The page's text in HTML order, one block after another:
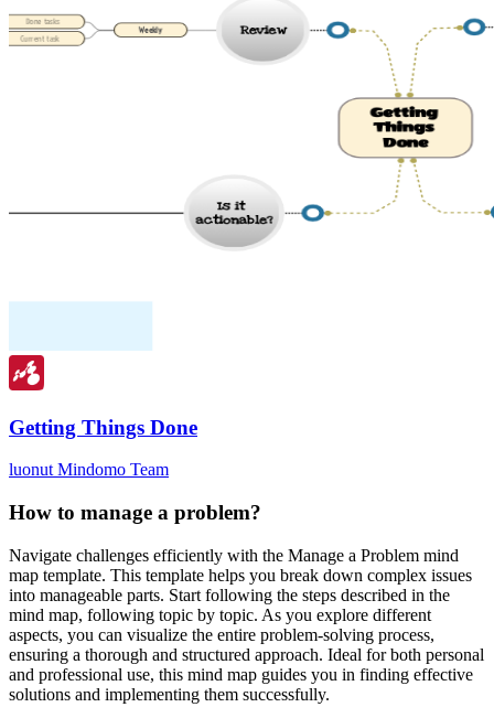
Getting Things Done
luonut Mindomo Team
How to manage a problem?
Navigate challenges efficiently with the Manage a Problem mind
map template. This template helps you break down complex issues
into manageable parts. Start following the steps described in the
mind map, following topic by topic. As you explore different
aspects, you can visualize the entire problem-solving process,
ensuring a thorough and structured approach. Ideal for both personal
and professional use, this mind map guides you in finding effective
solutions and implementing them successfully.